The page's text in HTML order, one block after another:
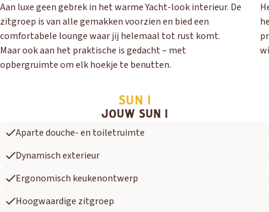
Aan luxe geen gebrek in het warme Yacht-look interieur. De
zitgroep is van alle gemakken voorzien en bied een
comfortabele lounge waar jij helemaal tot rust komt.
Maar ook aan het praktische is gedacht – met
opbergruimte om elk hoekje te benutten.
SUN I
JOUW SUN I
Aparte douche- en toiletruimte
Dynamisch exterieur
Ergonomisch keukenontwerp
Hoogwaardige zitgroep